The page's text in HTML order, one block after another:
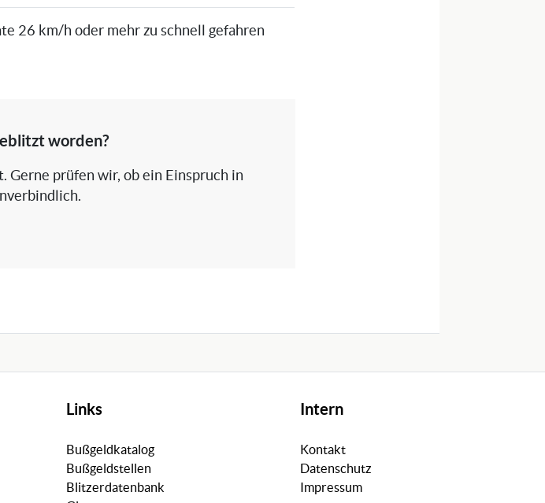
26 km/h oder mehr zu schnell gefahren
worden?
Gerne prüfen wir, ob ein Einspruch in
Links
Bußgeldkatalog
Bußgeldstellen
Blitzerdatenbank
Intern
Kontakt
Datenschutz
Impressum